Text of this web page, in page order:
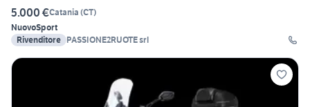
5.000 €Catania (CT)
NuovoSport
Rivenditore PASSIONE2RUOTE srl